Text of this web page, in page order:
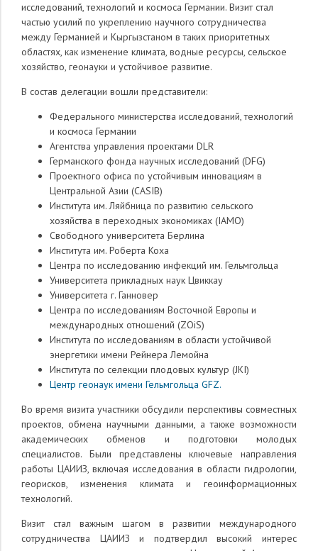
исследований, технологий и космоса Германии. Визит стал
частью усилий по укреплению научного сотрудничества
между Германией и Кыргызстаном в таких приоритетных
областях, как изменение климата, водные ресурсы, сельское
хозяйство, геонауки и устойчивое развитие.
В состав делегации вошли представители:
Федерального министерства исследований, технологий
и космоса Германии
Агентства управления проектами DLR
Германского фонда научных исследований (DFG)
Проектного офиса по устойчивым инновациям в
Центральной Азии (CASIB)
Института им. Ляйбница по развитию сельского
хозяйства в переходных экономиках (IAMO)
Свободного университета Берлина
Института им. Роберта Коха
Центра по исследованию инфекций им. Гельмгольца
Университета прикладных наук Цвиккау
Университета г. Ганновер
Центра по исследованиям Восточной Европы и
международных отношений (ZOiS)
Института по исследованиям в области устойчивой
энергетики имени Рейнера Лемойна
Института по селекции плодовых культур (JKI)
Центр геонаук имени Гельмгольца GFZ.
Во время визита участники обсудили перспективы совместных
проектов, обмена научными данными, а также возможности
академических обменов и подготовки молодых
специалистов. Были представлены ключевые направления
работы ЦАИИЗ, включая исследования в области гидрологии,
георисков, изменения климата и геоинформационных
технологий.
Визит стал важным шагом в развитии международного
сотрудничества ЦАИИЗ и подтвердил высокий интерес